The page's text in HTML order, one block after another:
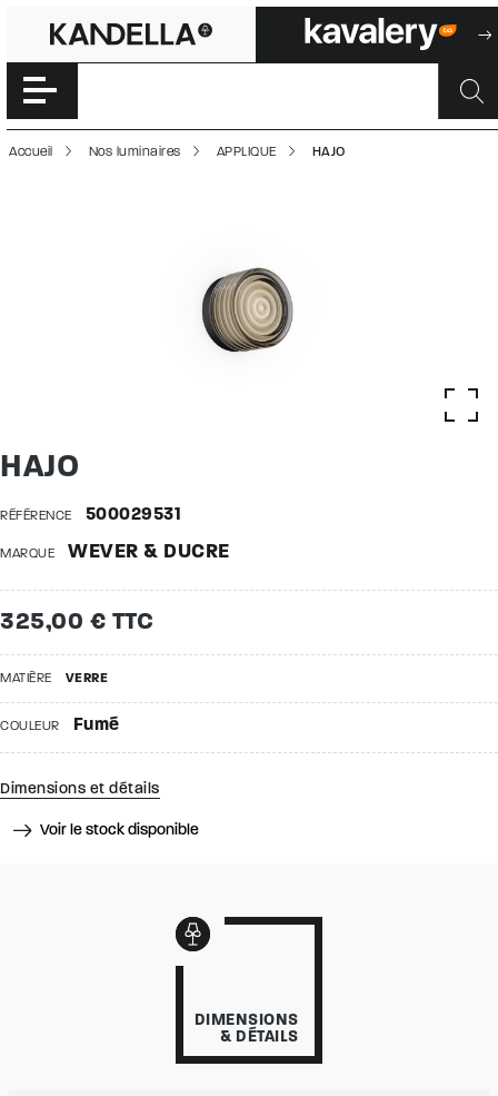
HAJO |
Accéder directement au contenu de la page
Accueil Nos luminaires APPLIQUE HAJO
HAJO
RÉFÉRENCE 500029531
MARQUE WEVER & DUCRE
325,00 € TTC
MATIÈRE VERRE
COULEUR Fumé
Dimensions et détails
Voir le stock disponible
DIMENSIONS
& DÉTAILS